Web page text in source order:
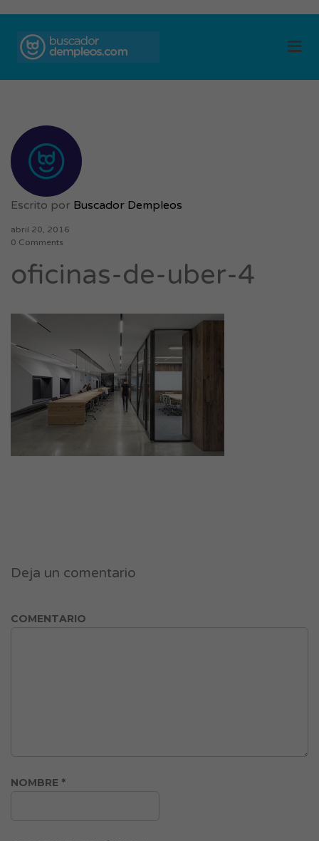
Escrito por Buscador Dempleos
abril 20, 2016
0 Comments
oficinas-de-uber-4
Deja un comentario
COMENTARIO
NOMBRE *